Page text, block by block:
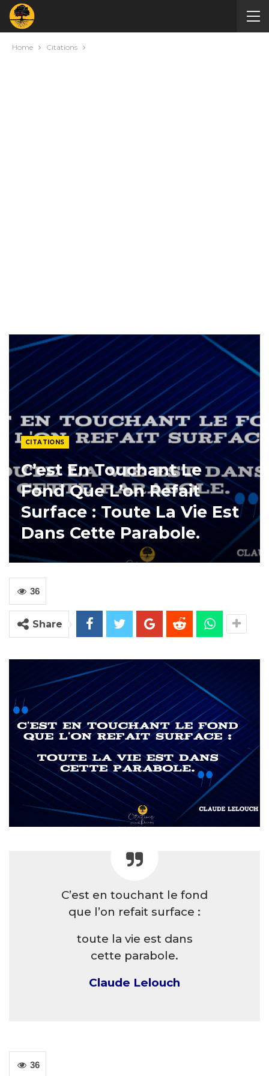
Home Citations
CITATIONS
C’est En Touchant Le
Fond Que L’on Refait
Surface : Toute La Vie Est
Dans Cette Parabole.
36
Share
C’est en touchant le fond
que l’on refait surface :
toute la vie est dans
cette parabole.
Claude Lelouch
36